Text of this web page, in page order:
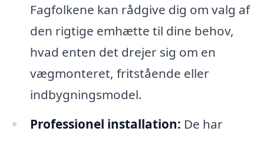
Fagfolkene kan rådgive dig om valg af
den rigtige emhætte til dine behov,
hvad enten det drejer sig om en
vægmonteret, fritstående eller
indbygningsmodel.
Professionel installation: De har